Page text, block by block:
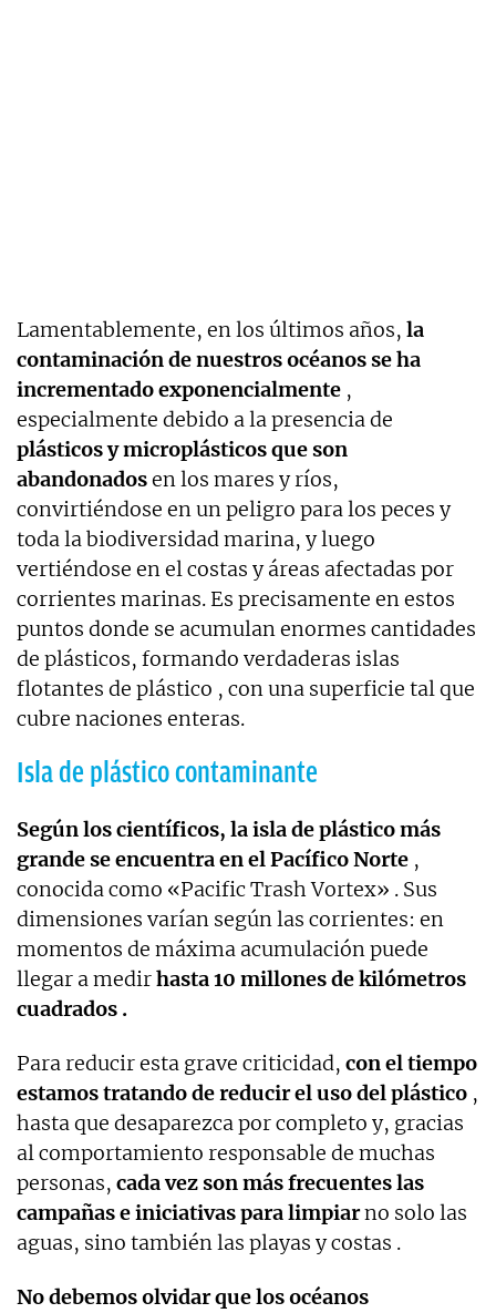
Lamentablemente, en los últimos años, la
contaminación de nuestros océanos se ha
incrementado exponencialmente ,
especialmente debido a la presencia de
plásticos y microplásticos que son
abandonadosen los mares y ríos,
convirtiéndose en un peligro para los peces y
toda la biodiversidad marina, y luego
vertiéndose en el costas y áreas afectadas por
corrientes marinas. Es precisamente en estos
puntos donde se acumulan enormes cantidades
de plásticos, formando verdaderas islas
flotantes de plástico , con una superficie tal que
cubre naciones enteras.
Isla de plástico contaminante
Según los científicos, la isla de plástico más
grande se encuentra en el Pacífico Norte ,
conocida como «Pacific Trash Vortex» . Sus
dimensiones varían según las corrientes: en
momentos de máxima acumulación puede
llegar a medirhasta 10 millones de kilómetros
cuadrados .
Para reducir esta grave criticidad, con el tiempo
estamos tratando de reducir el uso del plástico ,
hasta que desaparezca por completo y, gracias
al comportamiento responsable de muchas
personas, cada vez son más frecuentes las
campañas e iniciativas para limpiarno solo las
aguas, sino también las playas y costas .
No debemos olvidar que los océanos